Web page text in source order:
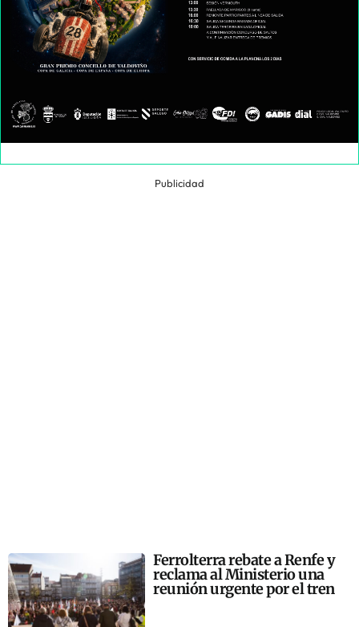
Publicidad
Ferrolterra rebate a Renfe y
reclama al Ministerio una
reunión urgente por el tren